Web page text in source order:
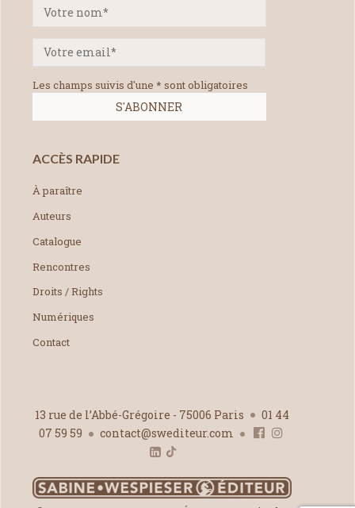
Les champs suivis d'une * sont obligatoires
ACCÈS RAPIDE
À paraître
Auteurs
Catalogue
Rencontres
Droits / Rights
Numériques
Contact
13 rue de l’Abbé-Grégoire - 75006 Paris
01 44
07 59 59
contact@swediteur.com